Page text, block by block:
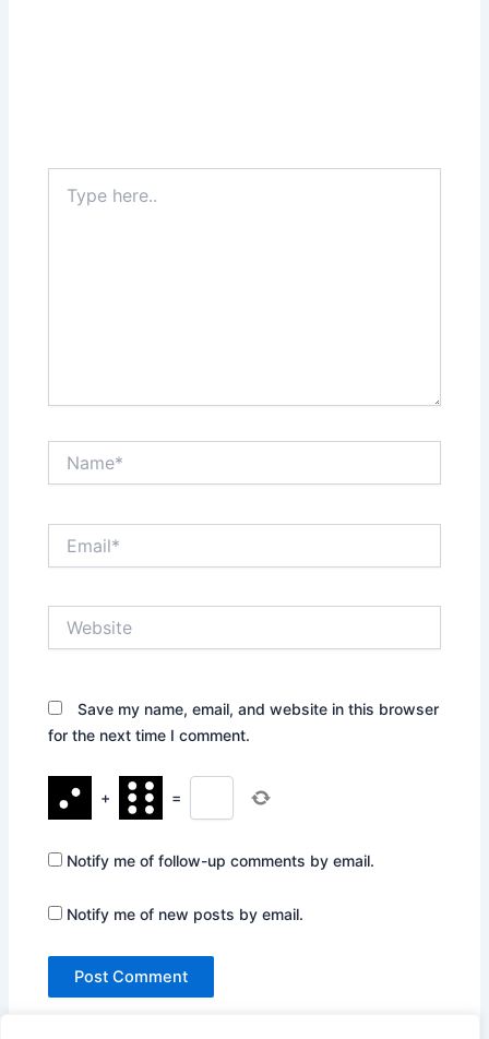
here..
Save my name, email, and website in this browser
for the next time I comment.
+ =
Notify me of follow-up comments by email.
Notify me of new posts by email.